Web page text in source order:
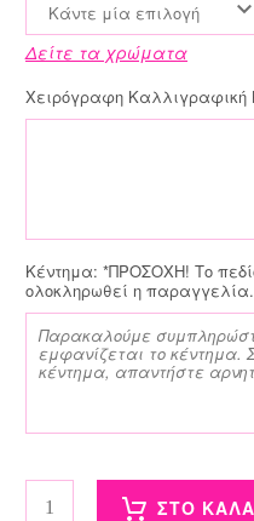
Κάντε μία επιλογή
Δείτε τα χρώματα
Χειρόγραφη Καλλιγραφική
Κέντημα: *ΠΡΟΣΟΧΗ! Το
ολοκληρωθεί η παραγγελία.
Grey Bag με κέντημα
ΣΤΟ